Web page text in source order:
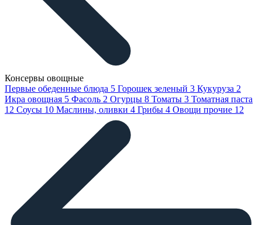
Консервы овощные
Первые обеденные блюда 5 Горошек зеленый 3 Кукуруза 2
Икра овощная 5 Фасоль 2 Огурцы 8 Томаты 3 Томатная паста
12 Соусы 10 Маслины, оливки 4 Грибы 4 Овощи прочие 12